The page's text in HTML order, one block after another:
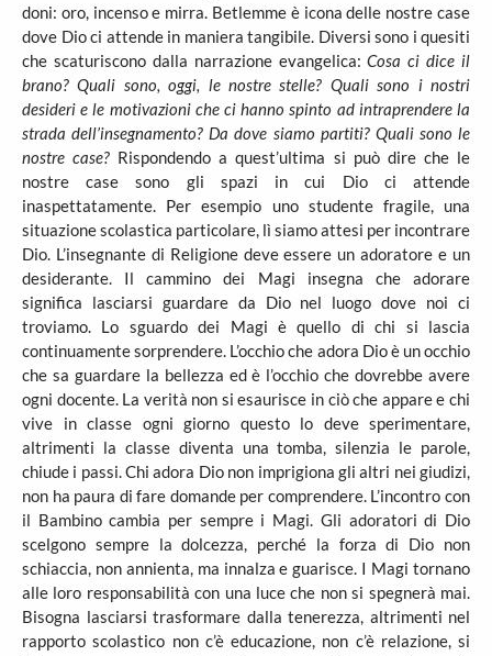
doni: oro, incenso e mirra. Betlemme è icona delle nostre case
dove Dio ci attende in maniera tangibile. Diversi sono i quesiti
che scaturiscono dalla narrazione evangelica:Cosa ci dice il
brano? Quali sono, oggi, le nostre stelle? Quali sono i nostri
desideri e le motivazioni che ci hanno spinto ad intraprendere la
strada dell’insegnamento? Da dove siamo partiti? Quali sono le
nostre case? Rispondendo a quest’ultima si può dire che le
nostre case sono gli spazi in cui Dio ci attende
inaspettatamente. Per esempio uno studente fragile, una
situazione scolastica particolare, lì siamo attesi per incontrare
Dio. L’insegnante di Religione deve essere un adoratore e un
desiderante. Il cammino dei Magi insegna che adorare
significa lasciarsi guardare da Dio nel luogo dove noi ci
troviamo. Lo sguardo dei Magi è quello di chi si lascia
continuamente sorprendere. L’occhio che adora Dio è un occhio
che sa guardare la bellezza ed è l’occhio che dovrebbe avere
ogni docente. La verità non si esaurisce in ciò che appare e chi
vive in classe ogni giorno questo lo deve sperimentare,
altrimenti la classe diventa una tomba, silenzia le parole,
chiude i passi. Chi adora Dio non imprigiona gli altri nei giudizi,
non ha paura di fare domande per comprendere. L’incontro con
il Bambino cambia per sempre i Magi. Gli adoratori di Dio
scelgono sempre la dolcezza, perché la forza di Dio non
schiaccia, non annienta, ma innalza e guarisce. I Magi tornano
alle loro responsabilità con una luce che non si spegnerà mai.
Bisogna lasciarsi trasformare dalla tenerezza, altrimenti nel
rapporto scolastico non c’è educazione, non c’è relazione, si